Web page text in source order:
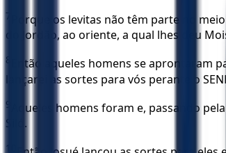
7
Porque os levitas não têm parte no
do Jordão, ao oriente, a qual lhes deu
8
Então aqueles homens se aprontaram
lançarei as sortes para vós perante o
9
Aqueles homens foram e, passando
Siló.
10